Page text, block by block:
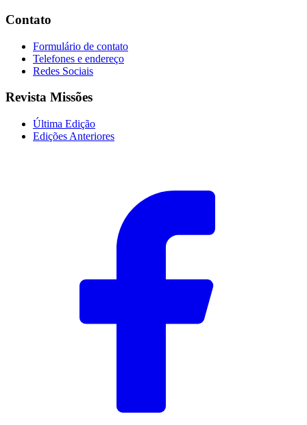
Contato
Formulário de contato
Telefones e endereço
Redes Sociais
Revista Missões
Última Edição
Edições Anteriores